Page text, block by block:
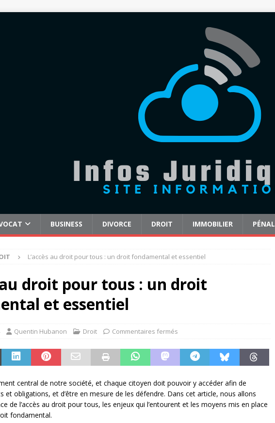
BUSINESS DIVORCE DROIT IMMOBILIER PÉNAL
L’accès au droit pour tous : un droit fondamental et essentiel
au droit pour tous : un droit
et essentiel
Quentin Hubanon Droit Commentaires fermés
central de notre société, et chaque citoyen doit pouvoir y accéder afin de
et obligations, et d’être en mesure de les défendre. Dans cet article, nous allons
de l’accès au droit pour tous, les enjeux qui l’entourent et les moyens mis en place
fondamental.